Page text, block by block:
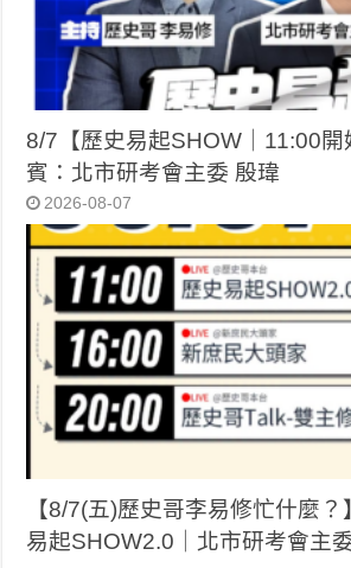
8/7【歷史易起SHOW｜11:00開
賓：北市研考會主委 殷瑋
2026-08-07
【8/7(五)歷史哥李易修忙什麼
易起SHOW2.0｜北市研考會主